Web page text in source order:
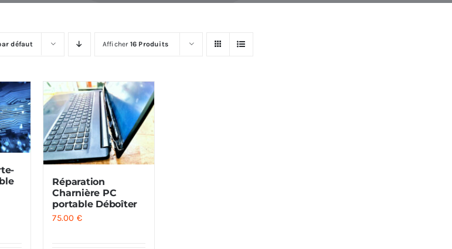
défaut Afficher 16 Produits
Réparation
Charnière PC
portable Déboîter
75.00 €